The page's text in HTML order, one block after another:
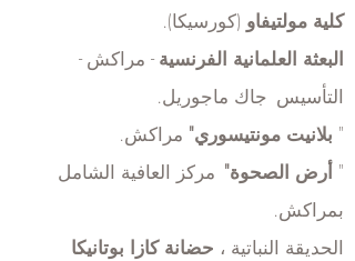
كلية مولتيفاو (كورسيكا).
البعثة العلمانية الفرنسية- مراكش-
التأسيس جاك ماجوريل.
" بلانيت مونتيسوري" مراكش.
" أرض الصحوة" مركز العافية الشامل
بمراكش.
الحديقة النباتية ، حضانة كازا بوتانيكا